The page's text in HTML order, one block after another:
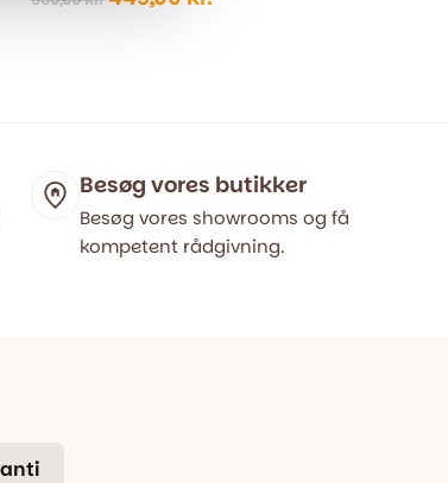
Besøg vores butikker
Besøg vores showrooms og få
kompetent rådgivning.